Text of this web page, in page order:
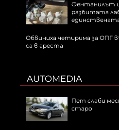
Фентанилът
разбитата
Обвиниха четирима за ОПГ
са в ареста
AUTOMEDIA
Пет слаби
старо